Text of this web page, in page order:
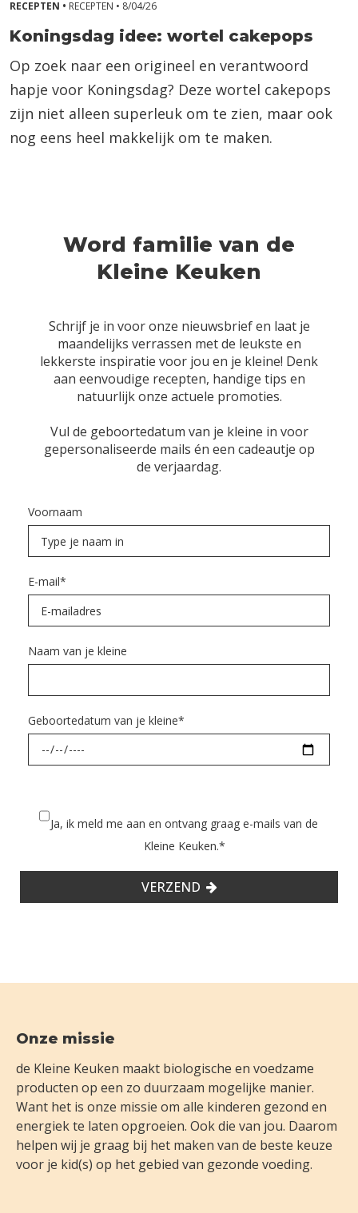
RECEPTEN • RECEPTEN • 8/04/26
Koningsdag idee: wortel cakepops
Op zoek naar een origineel en verantwoord
hapje voor Koningsdag? Deze wortel cakepops
zijn niet alleen superleuk om te zien, maar ook
nog eens heel makkelijk om te maken.
Word familie van de
Kleine Keuken
Schrijf je in voor onze nieuwsbrief en laat je
maandelijks verrassen met de leukste en
lekkerste inspiratie voor jou en je kleine! Denk
aan eenvoudige recepten, handige tips en
natuurlijk onze actuele promoties.
Vul de geboortedatum van je kleine in voor
gepersonaliseerde mails én een cadeautje op
de verjaardag.
Voornaam
E-mail*
Naam van je kleine
Geboortedatum van je kleine*
Ja, ik meld me aan en ontvang graag e-mails van de
Kleine Keuken.*
VERZEND
Footer
Onze missie
de Kleine Keuken maakt biologische en voedzame
producten op een zo duurzaam mogelijke manier.
Want het is onze missie om alle kinderen gezond en
energiek te laten opgroeien. Ook die van jou. Daarom
helpen wij je graag bij het maken van de beste keuze
voor je kid(s) op het gebied van gezonde voeding.